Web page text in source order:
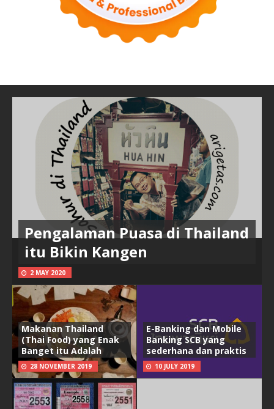
Pengalaman Puasa di Thailand
itu Bikin Kangen
2 MAY 2020
Makanan Thailand
(Thai Food) yang Enak
Banget itu Adalah
28 NOVEMBER 2019
E-Banking dan Mobile
Banking SCB yang
sederhana dan praktis
10 JULY 2019